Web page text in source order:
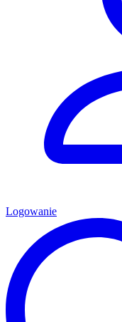
Logowanie